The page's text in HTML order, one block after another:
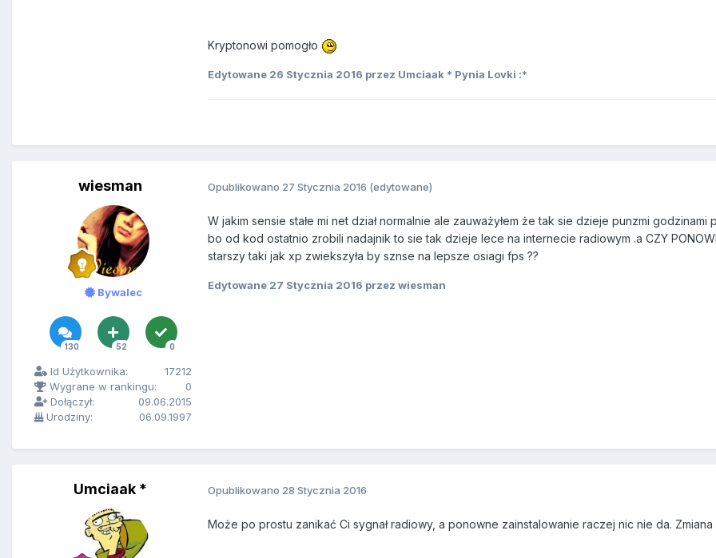
Kryptonowi pomogło
Edytowane 26 Stycznia 2016 przez Umciaak * Pynia Lovki :*
wiesman
Bywalec
130 52 0
Id Użytkownika:
17212
Wygrane w rankingu:
0
Dołączył:
09.06.2015
Urodziny:
06.09.1997
Opublikowano 27 Stycznia 2016 (edytowane)
W jakim sensie stałe mi net dział normalnie ale zauważyłem że tak sie dzieje punzmi
bo od kod ostatnio zrobili nadajnik to sie tak dzieje lece na internecie radiowym .a CZY
starszy taki jak xp zwiekszyła by sznse na lepsze osiagi fps ??
Edytowane 27 Stycznia 2016 przez wiesman
Umciaak * Opublikowano 28 Stycznia 2016
Może po prostu zanikać Ci sygnał radiowy, a ponowne zainstalowanie raczej nic nie da.